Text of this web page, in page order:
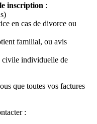
inscription :
en cas de divorce ou
familial, ou avis
civile individuelle de
que toutes vos factures
: